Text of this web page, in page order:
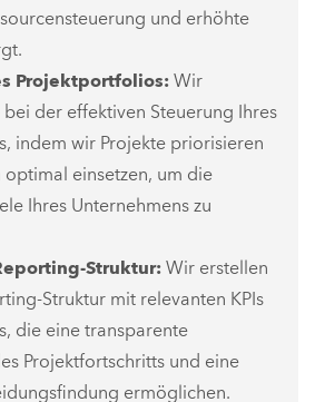
und erhöhte
Projektportfolios: Wir
bei der effektiven Steuerung Ihres
indem wir Projekte priorisieren
optimal einsetzen, um die
Ihres Unternehmens zu
Struktur: Wir erstellen
Struktur mit relevanten KPIs
die eine transparente
Projektfortschritts und eine
ermöglichen.